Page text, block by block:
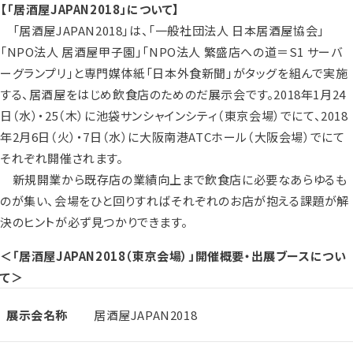
【「居酒屋JAPAN2018」について】
「居酒屋JAPAN2018」は、「一般社団法人 日本居酒屋協会」
「NPO法人 居酒屋甲子園」「NPO法人 繁盛店への道＝S1 サーバ
ーグランプリ」と専門媒体紙「日本外食新聞」がタッグを組んで実施
する、居酒屋をはじめ飲食店のためのだ展示会です。2018年1月24
日（水）・25（木）に池袋サンシャインシティ（東京会場）でにて、2018
年2月6日（火）・7日（水）に大阪南港ATCホール（大阪会場）でにて
それぞれ開催されます。
新規開業から既存店の業績向上まで飲食店に必要なあらゆるも
のが集い、会場をひと回りすればそれぞれのお店が抱える課題が解
決のヒントが必ず見つかりできます。
＜「居酒屋JAPAN2018（東京会場）」開催概要・出展ブースについ
て＞
展示会名称 居酒屋JAPAN2018